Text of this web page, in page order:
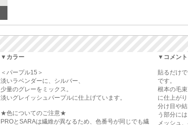
▼カラー
＜パープル15＞
淡いラベンダーに、シルバー、
少量のグレーをミックス。
淡いグレイッシュパープルに仕上げています。
★色についてのご注意★
PROとSARAは繊維が異なるため、色番号が同じでも繊
▼コメント
貼るだけ
です。
根本の毛
に仕上が
分け目や
う部分に
メッシュ